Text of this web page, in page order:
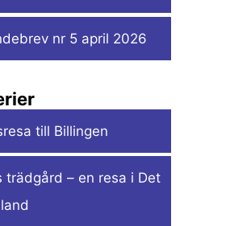
nr 5 april 2026
till Billingen
trädgård – en resa i Det